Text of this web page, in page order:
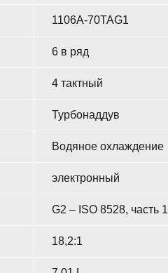
1106A-70TAG1
6 в ряд
4 тактный
Турбонаддув
Водяное охлаждение
электронный
G2 – ISO 8528, часть 1
18,2:1